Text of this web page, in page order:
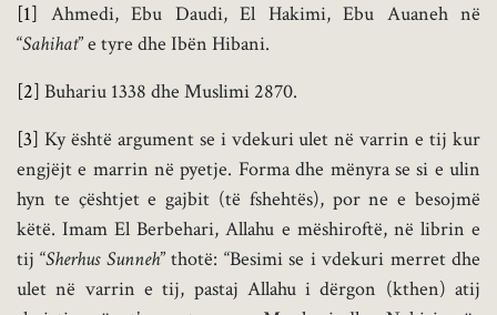
[1] Ahmedi, Ebu Daudi, El Hakimi, Ebu Auaneh në
“Sahihat” e tyre dhe Ibën Hibani.
[2] Buhariu 1338 dhe Muslimi 2870.
[3] Ky është argument se i vdekuri ulet në varrin e tij kur
engjëjt e marrin në pyetje. Forma dhe mënyra se si e ulin
hyn te çështjet e gajbit (të fshehtës), por ne e besojmë
këtë. Imam El Berbehari, Allahu e mëshiroftë, në librin e
tij “Sherhus Sunneh” thotë: “Besimi se i vdekuri merret dhe
ulet në varrin e tij, pastaj Allahu i dërgon (kthen) atij